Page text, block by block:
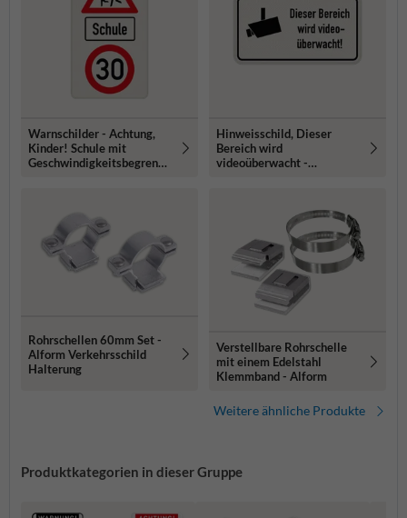
Warnschilder - Achtung,
Kinder! Schule mit
Geschwindigkeitsbegrenzu
Hinweisschild, Dieser
Bereich wird
videoüberwacht -
Rohrschellen 60mm Set -
Alform Verkehrsschild
Halterung
Verstellbare Rohrschelle
mit einem Edelstahl
Klemmband - Alform
Weitere ähnliche Produkte
Produktkategorien in dieser Gruppe